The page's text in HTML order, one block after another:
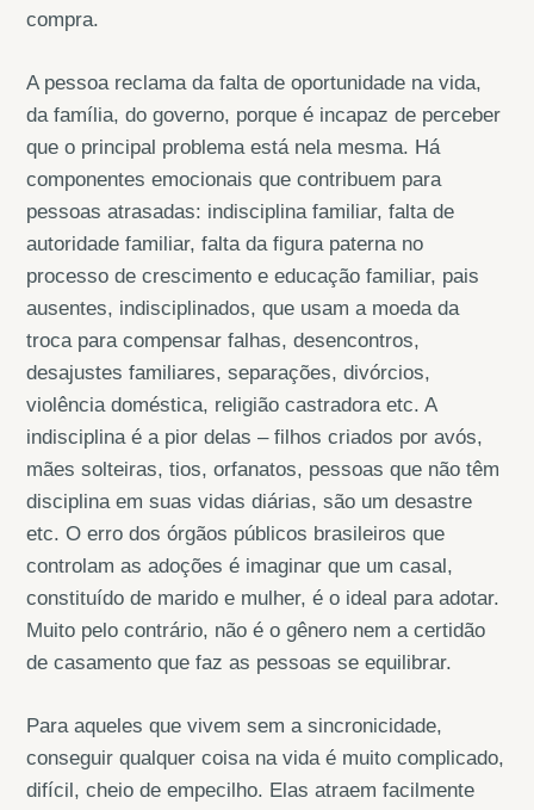
compra.
A pessoa reclama da falta de oportunidade na vida,
da família, do governo, porque é incapaz de perceber
que o principal problema está nela mesma. Há
componentes emocionais que contribuem para
pessoas atrasadas: indisciplina familiar, falta de
autoridade familiar, falta da figura paterna no
processo de crescimento e educação familiar, pais
ausentes, indisciplinados, que usam a moeda da
troca para compensar falhas, desencontros,
desajustes familiares, separações, divórcios,
violência doméstica, religião castradora etc. A
indisciplina é a pior delas – filhos criados por avós,
mães solteiras, tios, orfanatos, pessoas que não têm
disciplina em suas vidas diárias, são um desastre
etc. O erro dos órgãos públicos brasileiros que
controlam as adoções é imaginar que um casal,
constituído de marido e mulher, é o ideal para adotar.
Muito pelo contrário, não é o gênero nem a certidão
de casamento que faz as pessoas se equilibrar.
Para aqueles que vivem sem a sincronicidade,
conseguir qualquer coisa na vida é muito complicado,
difícil, cheio de empecilho. Elas atraem facilmente